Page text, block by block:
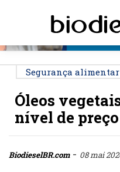
Segurança alimentar
Óleos
nível de
BiodieselBR.com- 08 mai